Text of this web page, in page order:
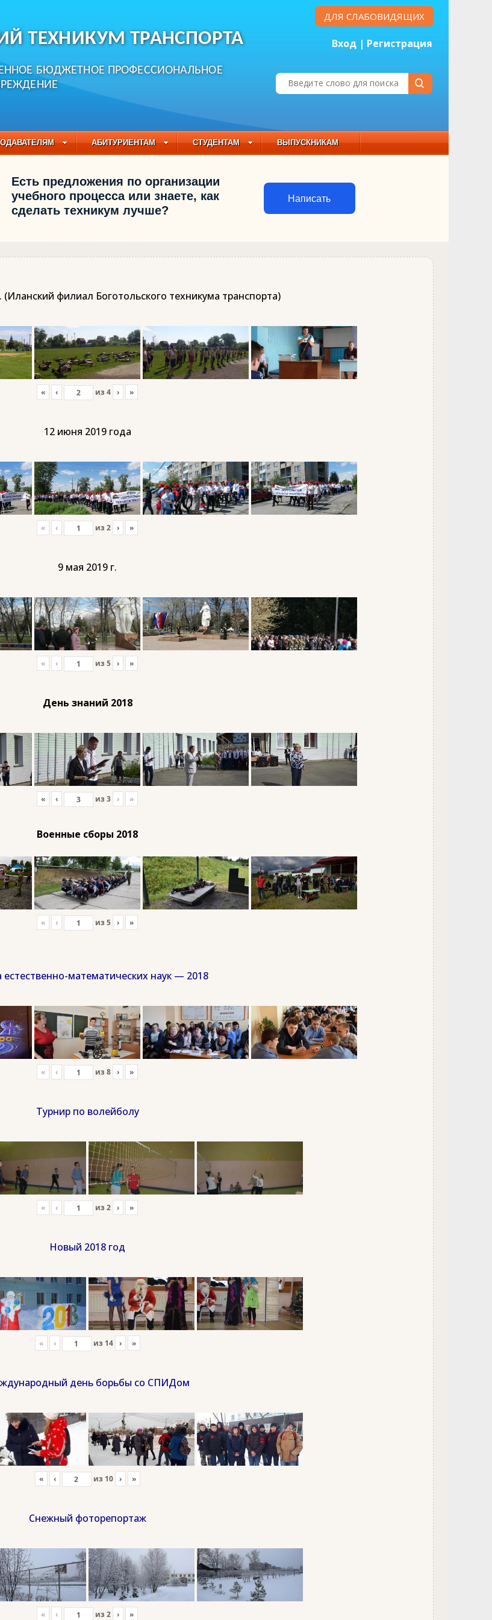
ТЕХНИКУМ ТРАНСПОРТА
БЮДЖЕТНОЕ ПРОФЕССИОНАЛЬНОЕ
ДЛЯ СЛАБОВИДЯЩИХ
Вход | Регистрация
АБИТУРИЕНТАМ СТУДЕНТАМ ВЫПУСКНИКАМ
НА 2021-2022 УЧЕБНЫЙ ГОД
Есть предложения по организации
учебного процесса или знаете, как
сделать техникум лучше?
Написать
филиал Боготольского техникума транспорта)
« ‹ из 4 › »
12 июня 2019 года
« ‹ из 2 › »
9 мая 2019 г.
« ‹ из 5 › »
День знаний 2018
« ‹ из 3 › »
Военные сборы 2018
« ‹ из 5 › »
естественно-математических наук — 2018
« ‹ из 8 › »
Турнир по волейболу
« ‹ из 2 › »
Новый 2018 год
« ‹ из 14 › »
день борьбы со СПИДом
« ‹ из 10 › »
Снежный фоторепортаж
« ‹ из 2 › »